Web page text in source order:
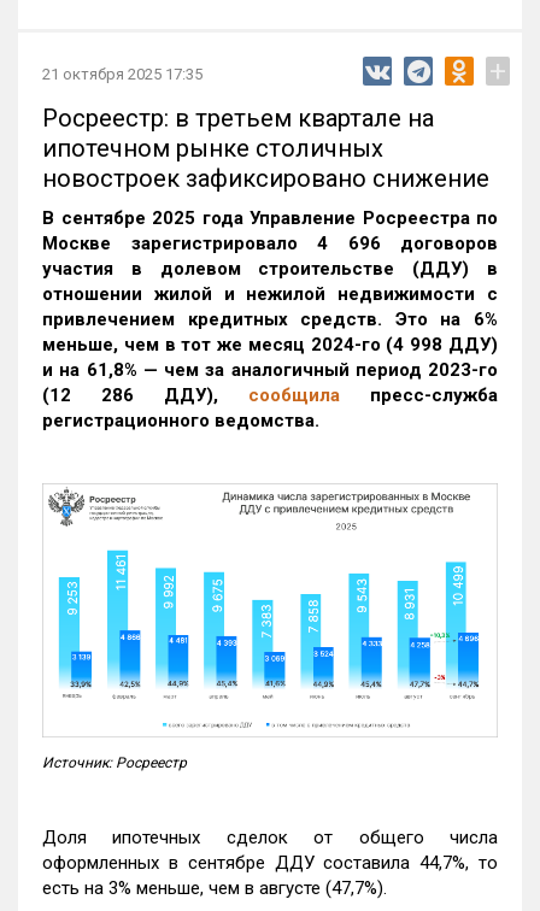
21 октября 2025 17:35 +
Росреестр: в третьем квартале на
ипотечном рынке столичных
новостроек зафиксировано снижение
В сентябре 2025 года Управление Росреестра по
Москве зарегистрировало 4 696 договоров
участия в долевом строительстве (ДДУ) в
отношении жилой и нежилой недвижимости с
привлечением кредитных средств. Это на 6%
меньше, чем в тот же месяц 2024-го (4 998 ДДУ)
и на 61,8% — чем за аналогичный период 2023-го
(12 286 ДДУ), сообщила пресс-служба
регистрационного ведомства.
Источник: Росреестр
Доля ипотечных сделок от общего числа
оформленных в сентябре ДДУ составила 44,7%, то
есть на 3% меньше, чем в августе (47,7%).